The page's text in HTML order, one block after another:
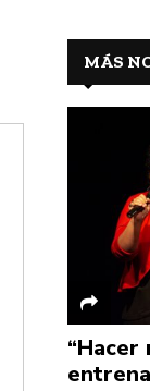
MÁS